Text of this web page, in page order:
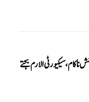
سیکیورٹی الارم بجتے